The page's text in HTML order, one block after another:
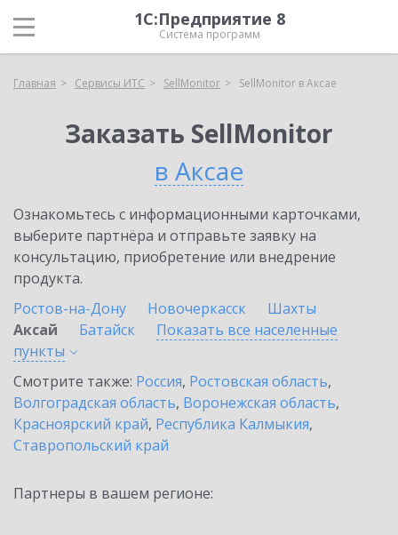
1С:Предприятие 8
Система программ
Главная Сервисы ИТС SellMonitor SellMonitor в Аксае
Заказать SellMonitor
в Аксае
Ознакомьтесь с информационными карточками,
выберите партнёра и отправьте заявку на
консультацию, приобретение или внедрение
продукта.
Ростов-на-Дону
Новочеркасск
Шахты
Аксай
Батайск
Показать все населенные
пункты
Смотрите также: Россия, Ростовская область,
Волгоградская область, Воронежская область,
Красноярский край, Республика Калмыкия,
Ставропольский край
Партнеры в вашем регионе: